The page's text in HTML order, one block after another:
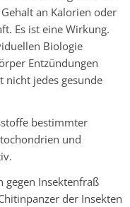
an Kalorien oder
Es ist eine Wirkung.
Biologie
Entzündungen
nicht jedes gesunde
bestimmter
und
gegen Insektenfraß
der Insekten